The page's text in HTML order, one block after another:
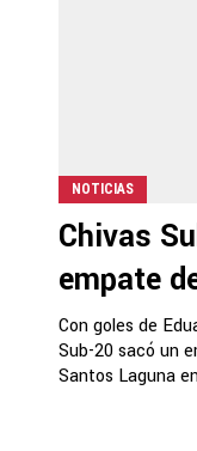
NOTICIAS
Chivas
empate
Con goles de
Sub-20 sacó un
Santos Laguna